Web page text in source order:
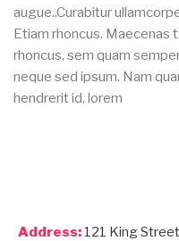
augue..Curabitur
Etiam rhoncus.
rhoncus, sem quam
neque sed ipsum. Nam
hendrerit id, lorem
Address: 121 King